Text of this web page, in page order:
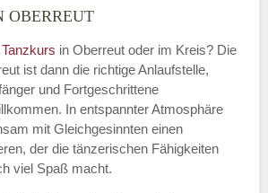
OBERREUT
Tanzkurs in Oberreut oder im Kreis? Die
ist dann die richtige Anlaufstelle,
und Fortgeschrittene
In entspannter Atmosphäre
mit Gleichgesinnten einen
der die tänzerischen Fähigkeiten
viel Spaß macht.